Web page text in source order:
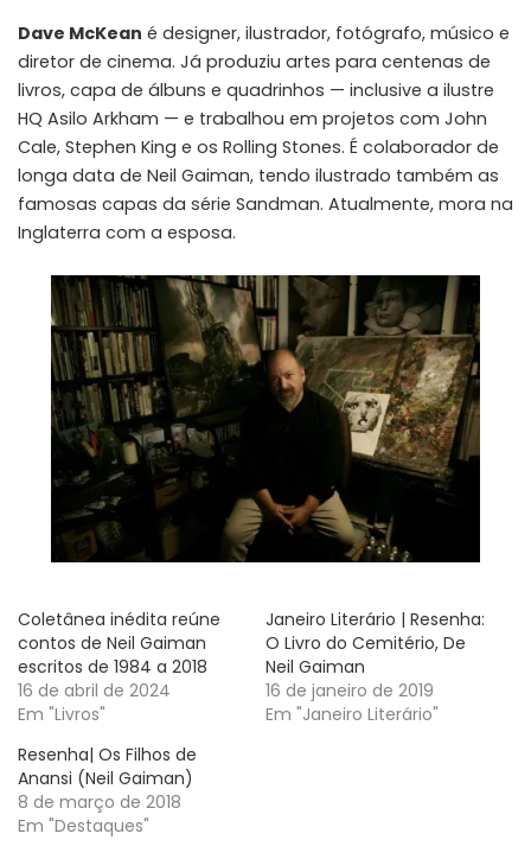
Dave McKean é designer, ilustrador, fotógrafo, músico e
diretor de cinema. Já produziu artes para centenas de
livros, capa de álbuns e quadrinhos — inclusive a ilustre
HQ Asilo Arkham — e trabalhou em projetos com John
Cale, Stephen King e os Rolling Stones. É colaborador de
longa data de Neil Gaiman, tendo ilustrado também as
famosas capas da série Sandman. Atualmente, mora na
Inglaterra com a esposa.
Coletânea inédita reúne
contos de Neil Gaiman
escritos de 1984 a 2018
16 de abril de 2024
Em "Livros"
Janeiro Literário | Resenha:
O Livro do Cemitério, De
Neil Gaiman
16 de janeiro de 2019
Em "Janeiro Literário"
Resenha| Os Filhos de
Anansi (Neil Gaiman)
8 de março de 2018
Em "Destaques"